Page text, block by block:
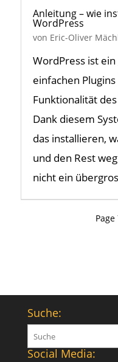
Anleitung – wie
WordPress
von Eric-Oliver
WordPress ist
einfachen
Funktionalität
Dank diesem
das installieren,
und den Rest
nicht ein
Suche:
Suchen
nach:
Social Media: